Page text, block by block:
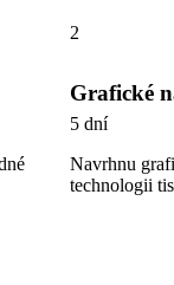
2
Grafické
5 dní
Navrhnu
technologii